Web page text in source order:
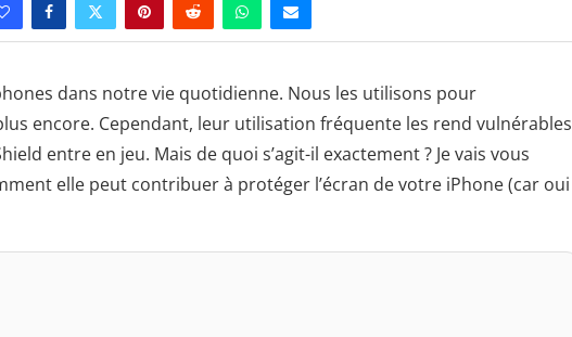
dans notre vie quotidienne. Nous les utilisons pour
encore. Cependant, leur utilisation fréquente les rend vulnérables
entre en jeu. Mais de quoi s’agit-il exactement ? Je vais vous
elle peut contribuer à protéger l’écran de votre iPhone (car oui